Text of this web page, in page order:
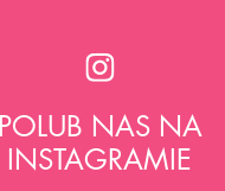
POLUB NAS NA
INSTAGRAMIE